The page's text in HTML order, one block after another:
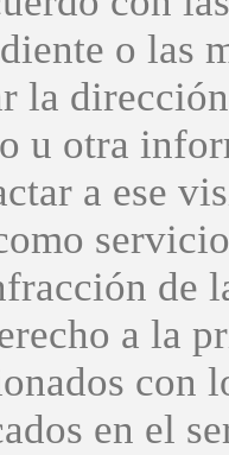
o las
la
u otra
a ese
de
a la
con
en el